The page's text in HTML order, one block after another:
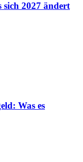
sich 2027 ändert
Was es